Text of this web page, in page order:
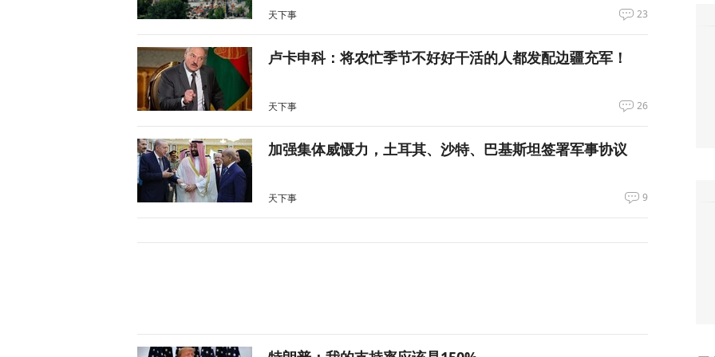
天下事 23
卢卡申科：将农忙季节不好好干活的人都发配边疆充军！
天下事 26
加强集体威慑力，土耳其、沙特、巴基斯坦签署军事协议
天下事 9